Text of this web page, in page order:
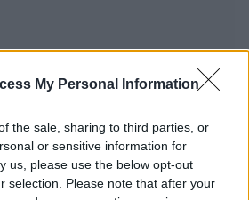
My Personal Information
the sale, sharing to third parties, or
or sensitive information for
us, please use the below opt-out
selection. Please note that after your